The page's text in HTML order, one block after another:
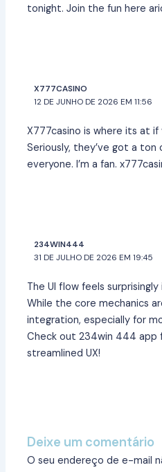
tonight. Join the fun here
X777CASINO
12 DE JUNHO DE 2026 EM 11:56
X777casino is where its at
Seriously, they’ve got a
everyone. I’m a fan.
234WIN444
31 DE JULHO DE 2026 EM 19:45
The UI flow feels
While the core mechanics
integration, especially for
Check out234win 444 app
streamlined UX!
Deixe um comentário
O seu endereço de e-mail